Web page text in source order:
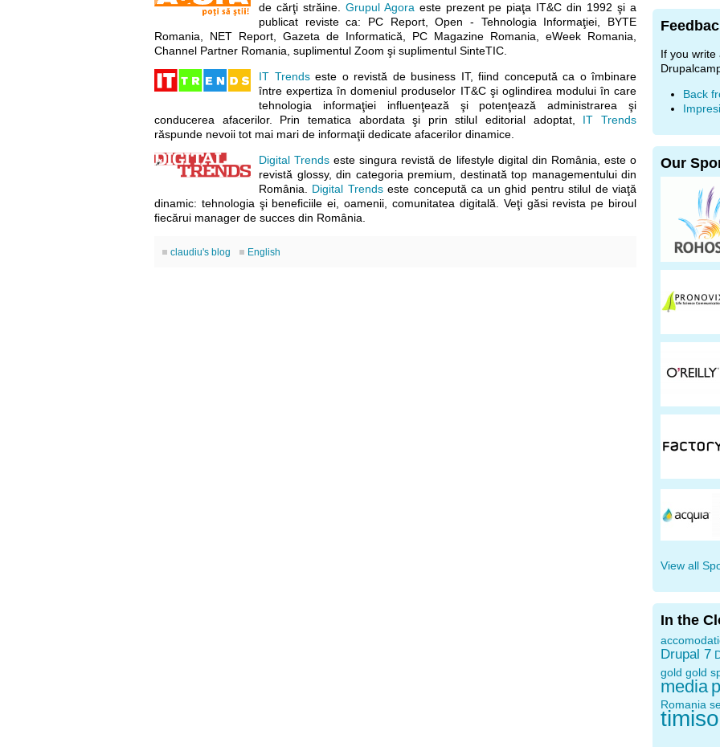
de cărţi străine. Grupul Agora este prezent pe piaţa IT&C din 1992 şi a
publicat reviste ca: PC Report, Open - Tehnologia Informaţiei, BYTE
Romania, NET Report, Gazeta de Informatică, PC Magazine Romania, eWeek Romania,
Channel Partner Romania, suplimentul Zoom şi suplimentul SinteTIC.
IT Trendseste o revistă de business IT, fiind concepută ca o îmbinare
între expertiza în domeniul produselor IT&C şi oglindirea modului în care
tehnologia informaţiei influenţează şi potenţează administrarea şi
conducerea afacerilor. Prin tematica abordata şi prin stilul editorial adoptat, IT Trends
răspunde nevoii tot mai mari de informaţii dedicate afacerilor dinamice.
Digital Trends este singura revistă de lifestyle digital din România, este o
revistă glossy, din categoria premium, destinată top managementului din
România. Digital Trendseste concepută ca un ghid pentru stilul de viaţă
dinamic: tehnologia şi beneficiile ei, oamenii, comunitatea digitală. Veţi găsi revista pe biroul
fiecărui manager de succes din România.
claudiu's blog English
If you write
Back
Our
View all
In the
Drupal 7
gold gold
media
Romania